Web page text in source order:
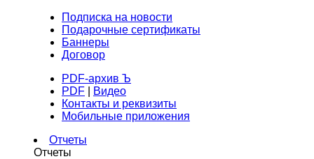
Подписка на новости
Подарочные сертификаты
Баннеры
Договор
PDF-архив Ъ
PDF
Видео
Контакты и реквизиты
Мобильные приложения
Отчеты
Отчеты